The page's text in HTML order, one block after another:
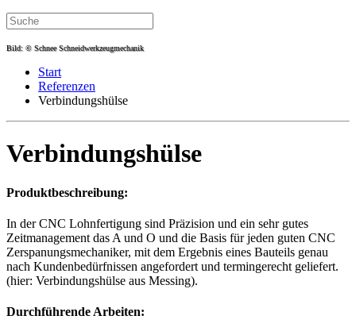
Bild: © Schnee Schneidwerkzeugmechanik
Start
Referenzen
Verbindungshülse
Verbindungs­hülse
Produktbeschreibung:
In der CNC Lohnfertigung sind Präzision und ein sehr gutes
Zeitmanagement das A und O und die Basis für jeden guten CNC
Zerspanungsmechaniker, mit dem Ergebnis eines Bauteils genau
nach Kundenbedürfnissen angefordert und termingerecht geliefert.
(hier: Verbindungshülse aus Messing).
Durchführende Arbeiten: